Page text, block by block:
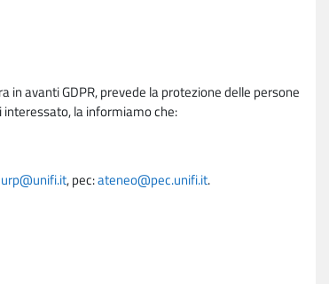
in avanti GDPR, prevede la protezione delle persone
la informiamo che:
urp@unifi.it, pec:ateneo@pec.unifi.it.